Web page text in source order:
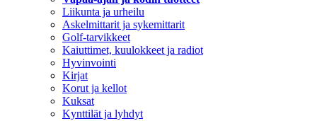
Liikunta ja urheilu
Askelmittarit ja sykemittarit
Golf-tarvikkeet
Kaiuttimet, kuulokkeet ja radiot
Hyvinvointi
Kirjat
Korut ja kellot
Kuksat
Kynttilät ja lyhdyt